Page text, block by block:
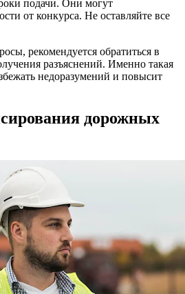
подачи. Они могут
от конкурса. Не оставляйте все
рекомендуется обратиться в
разъяснений. Именно такая
недоразумений и повысит
дорожных